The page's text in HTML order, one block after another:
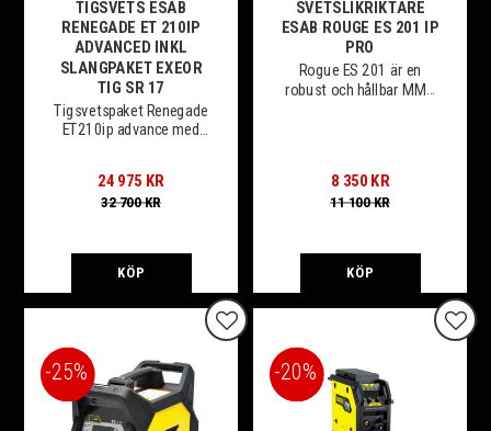
TIGSVETS ESAB
RENEGADE ET 210IP
ADVANCED INKL
SLANGPAKET EXEOR
TIG SR 17
Tigsvetspaket Renegade
ET210ip advance med
24 975 KR
32 700KR
KÖP
SVETSLIKRIKTARE
ESAB ROUGE ES 201 IP
PRO
Rogue ES 201 är en
robust och hållbar MMA
8 350 KR
11 100KR
KÖP
25%
Lägg till i favoriter
20%